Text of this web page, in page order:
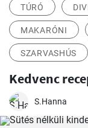
TÚRÓ
MAKARÓNI
SZARVASHÚS
Kedvenc
S.Hanna